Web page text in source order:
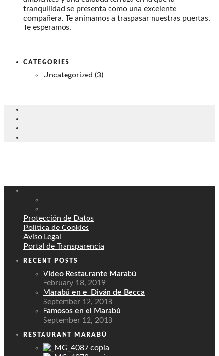
tranquilidad se presenta como una excelente
compañera. Te animamos a traspasar nuestras puertas.
Te esperamos.
CATEGORIES
Uncategorized (3)
Protección de Datos
Política de Cookies
Aviso Legal
Portal de Transparencia
RECENT POSTS
Video Restaurante Marabú
February 18, 2019
Marabú en el Diván de Becca
September 12, 2018
Famosos en el Marabú
September 12, 2018
RESTAURANT MARABÚ